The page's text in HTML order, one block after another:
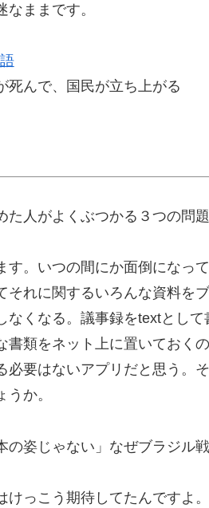
ままです。
死んで、国民が立ち上がる
た人がよくぶつかる３つの問
す。いつの間にか面倒になっ
それに関するいろんな資料を
なくなる。議事録をtextとし
書類をネット上に置いておく
必要はないアプリだと思う。
か。
の姿じゃない」なぜブラジル
けっこう期待してたんですよ